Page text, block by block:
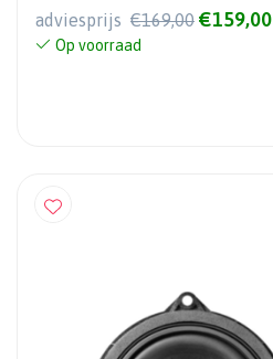
adviesprijs €169,00 €159,00
Op voorraad